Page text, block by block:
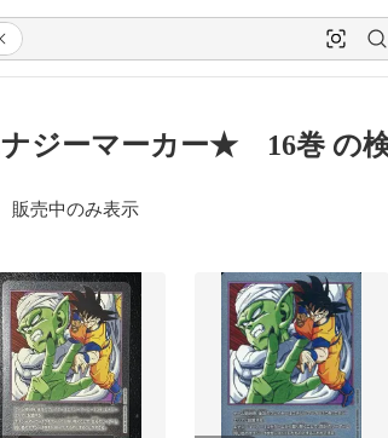
ジーマーカー★ 16巻 の
販売中のみ表示